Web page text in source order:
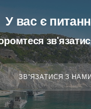
У вас є
ЗВ'ЯЗАТИСЯ З